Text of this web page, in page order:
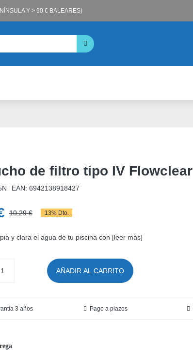
Y > 90 € BALEARES)
de filtro tipo IV Flowclear
EAN: 6942138918427
10,29€El
precio
era:
10,29 €.
El
precio
es:
8,95 €.
13% Dto.
y clara el agua de tu piscina con [leer más]
filtro
Flowclear
AÑADIR AL CARRITO
3 años Pago a plazos